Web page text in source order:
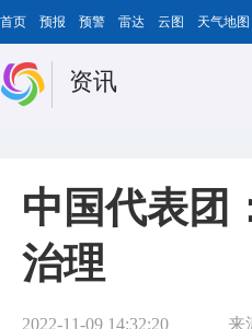
首页 预报 预警 雷达 云图 天气地图
资讯
中国代表团
治理
2022-11-09 14:32:20 来